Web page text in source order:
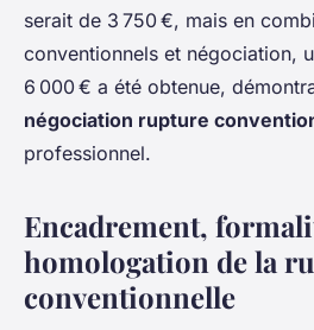
serait de 3 750 €, mais en
conventionnels et négociation,
6 000 € a été obtenue,
négociation rupture
professionnel.
Encadrement,
homologation de la
conventionnelle